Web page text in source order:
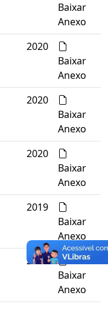
Baixar
Anexo
2020
Baixar
Anexo
2020
Baixar
Anexo
2020
Baixar
Anexo
2019
Baixar
Anexo
2019
Baixar
Anexo